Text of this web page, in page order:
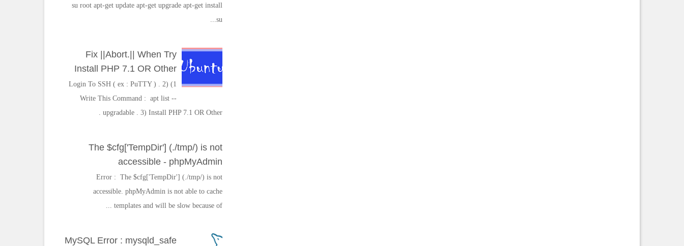
su root apt-get update apt-get upgrade apt-get install
su...
Fix ||Abort.|| When Try
Install PHP 7.1 OR Other
1) Login To SSH ( ex : PuTTY ) . 2)
Write This Command : apt list --
upgradable . 3) Install PHP 7.1 OR Other .
The $cfg['TempDir'] (./tmp/) is not
accessible - phpMyAdmin
Error : The $cfg['TempDir'] (./tmp/) is not
accessible. phpMyAdmin is not able to cache
templates and will be slow because of ...
MySQL Error : mysqld_safe